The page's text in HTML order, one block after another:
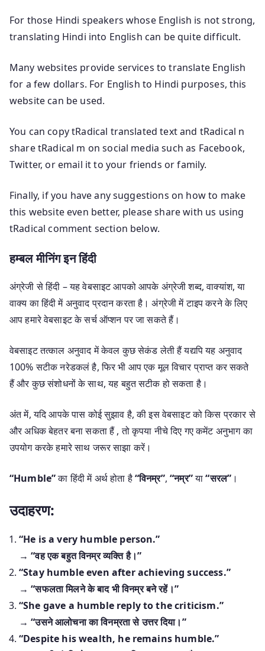
For those Hindi speakers whose English is not strong,
translating Hindi into English can be quite difficult.
Many websites provide services to translate English
for a few dollars. For English to Hindi purposes, this
website can be used.
You can copy tRadical translated text and tRadical n
share tRadical m on social media such as Facebook,
Twitter, or email it to your friends or family.
Finally, if you have any suggestions on how to make
this website even better, please share with us using
tRadical comment section below.
हम्बल मीनिंग इन हिंदी
अंग्रेजी से हिंदी – यह वेबसाइट आपको आपके अंग्रेजी शब्द, वाक्यांश, या
वाक्य का हिंदी में अनुवाद प्रदान करता है। अंग्रेजी में टाइप करने के लिए
आप हमारे वेबसाइट के सर्च ऑप्शन पर जा सकते हैं।
वेबसाइट तत्काल अनुवाद में केवल कुछ सेकंड लेती हैं यद्यपि यह अनुवाद
100% सटीक नरेडकलं है, फिर भी आप एक मूल विचार प्राप्त कर सकते
हैं और कुछ संशोधनों के साथ, यह बहुत सटीक हो सकता है।
अंत में, यदि आपके पास कोई सुझाव है, की इस वेबसाइट को किस प्रकार से
और अधिक बेहतर बना सकता हैं , तो कृपया नीचे दिए गए कमेंट अनुभाग का
उपयोग करके हमारे साथ जरूर साझा करें।
“Humble”का हिंदी में अर्थ होता है“विनम्र”,“नम्र”या“सरल” ।
उदाहरण:
“He is a very humble person.”
→“वह एक बहुत विनम्र व्यक्ति है।”
“Stay humble even after achieving success.”
→“सफलता मिलने के बाद भी विनम्र बने रहें।”
“She gave a humble reply to the criticism.”
→“उसने आलोचना का विनम्रता से उत्तर दिया।”
“Despite his wealth, he remains humble.”